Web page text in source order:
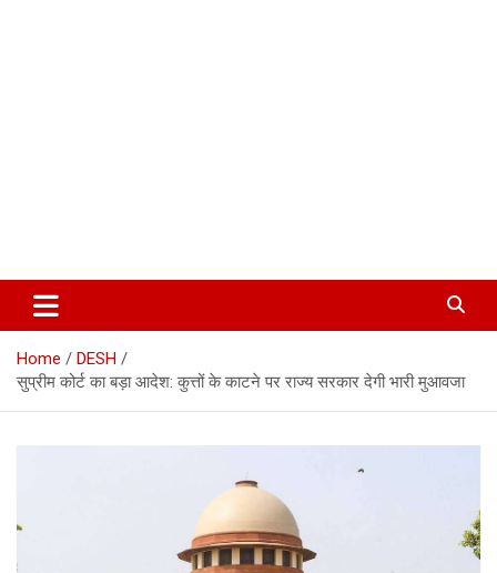
Corbett Halchal (कॉर्बेट हलचल)
Home
DESH
सुप्रीम कोर्ट का बड़ा आदेश: कुत्तों के काटने पर राज्य सरकार देगी भारी मुआवजा